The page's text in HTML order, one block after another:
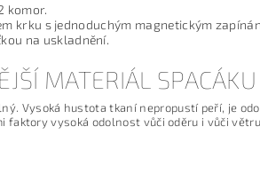
komor.
krku s jednoduchým magnetickým
na uskladnění.
MATERIÁL SPACÁKU
Vysoká hustota tkaní nepropustí peří, je
vysoká odolnost vůči oděru i vůči